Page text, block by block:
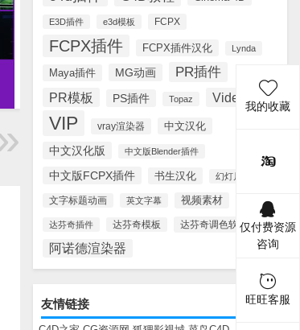
E3D插件 e3d模板 FCPX
FCPX插件 FCPX插件汉化 Lynda
Maya插件 MG动画 PR插件
PR模板 PS插件 Topaz Videohive
VIP vray渲染器 中文汉化
中文汉化版 中文版Blender插件
中文版FCPX插件 书生汉化 幻灯片模板
文字标题动画 英文字幕 视频素材
达芬奇插件 达芬奇模板 达芬奇调色软件
阿诺德渲染器
友情链接
我的收藏
仅付费资源
咨询
旺旺客服